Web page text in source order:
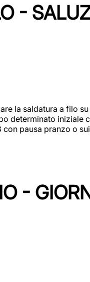
-
la saldatura a filo
determinato iniziale
pausa pranzo o
-